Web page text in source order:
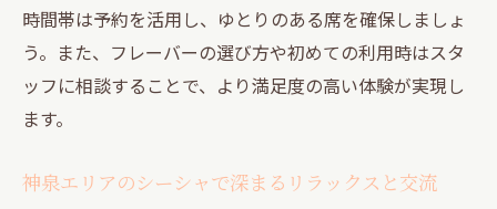
時間帯は予約を活用し、ゆとりのある席を確保しましょ
う。また、フレーバーの選び方や初めての利用時はスタ
ッフに相談することで、より満足度の高い体験が実現し
ます。
神泉エリアのシーシャで深まるリラックスと交流